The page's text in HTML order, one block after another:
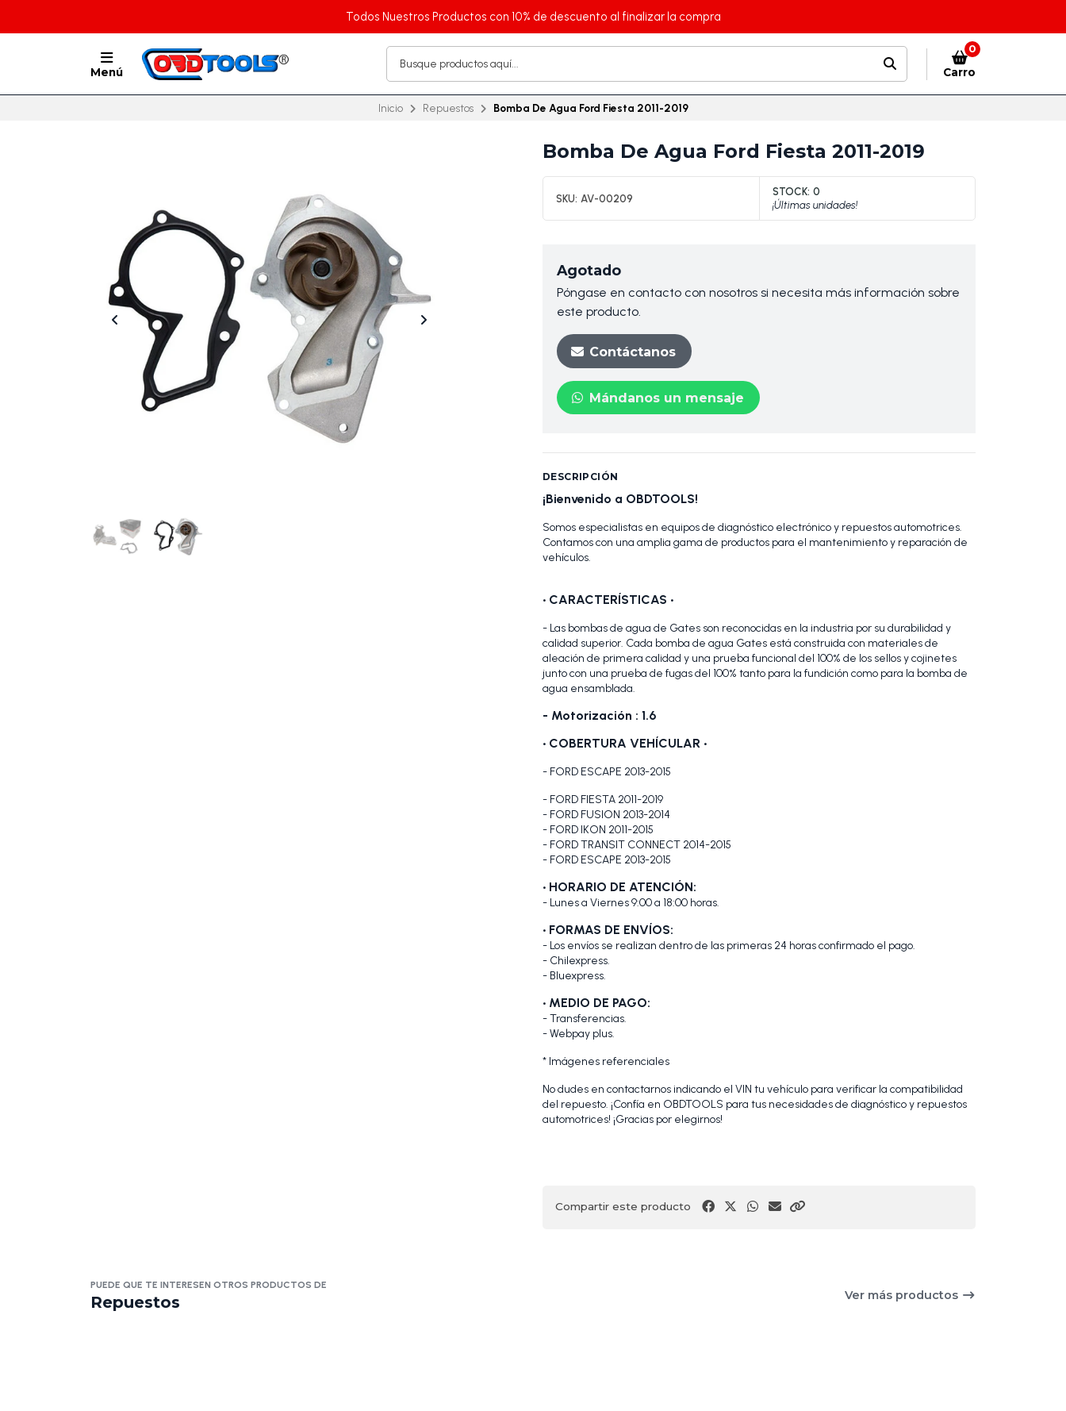
Todos Nuestros Productos con 10% de descuento al finalizar la compra
Menú
0
Carro
Inicio Repuestos Bomba De Agua Ford Fiesta 2011-2019
Bomba De Agua Ford Fiesta 2011-2019
SKU: AV-00209
STOCK: 0
¡Últimas unidades!
Agotado
Póngase en contacto con nosotros si necesita más información sobre
este producto.
Contáctanos
Mándanos un mensaje
DESCRIPCIÓN
¡Bienvenido a OBDTOOLS!
Somos especialistas en equipos de diagnóstico electrónico y repuestos automotrices.
Contamos con una amplia gama de productos para el mantenimiento y reparación de
vehículos.
• CARACTERÍSTICAS •
- Las bombas de agua de Gates son reconocidas en la industria por su durabilidad y
calidad superior. Cada bomba de agua Gates está construida con materiales de
aleación de primera calidad y una prueba funcional del 100% de los sellos y cojinetes
junto con una prueba de fugas del 100% tanto para la fundición como para la bomba de
agua ensamblada.
- Motorización : 1.6
• COBERTURA VEHÍCULAR •
- FORD ESCAPE 2013-2015
- FORD FIESTA 2011-2019
- FORD FUSION 2013-2014
- FORD IKON 2011-2015
- FORD TRANSIT CONNECT 2014-2015
- FORD ESCAPE 2013-2015
• HORARIO DE ATENCIÓN:
- Lunes a Viernes 9:00 a 18:00 horas.
• FORMAS DE ENVÍOS:
- Los envíos se realizan dentro de las primeras 24 horas confirmado el pago.
- Chilexpress.
- Bluexpress.
• MEDIO DE PAGO:
- Transferencias.
- Webpay plus.
* Imágenes referenciales
No dudes en contactarnos indicando el VIN tu vehículo para verificar la compatibilidad
del repuesto. ¡Confía en OBDTOOLS para tus necesidades de diagnóstico y repuestos
automotrices! ¡Gracias por elegirnos!
Compartir este producto
PUEDE QUE TE INTERESEN OTROS PRODUCTOS DE
Repuestos Ver más productos